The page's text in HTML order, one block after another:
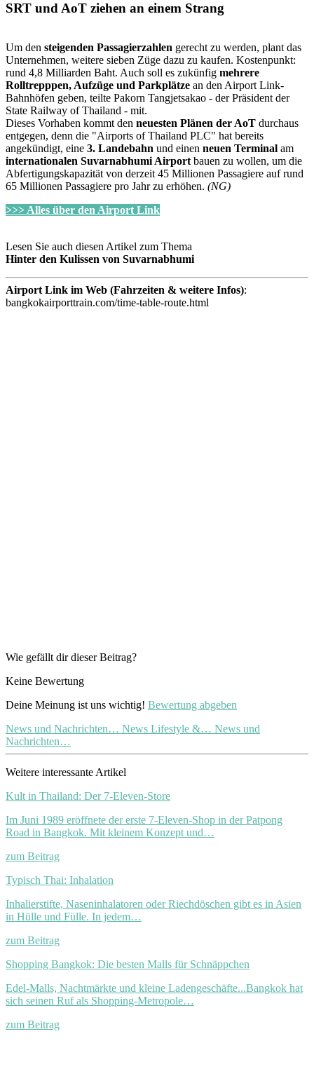
SRT und AoT ziehen an einem Strang
Um den steigenden Passagierzahlen gerecht zu werden, plant das
Unternehmen, weitere sieben Züge dazu zu kaufen. Kostenpunkt:
rund 4,8 Milliarden Baht. Auch soll es zukünfig mehrere
Rolltrepppen, Aufzüge und Parkplätze an den Airport Link-
Bahnhöfen geben, teilte Pakorn Tangjetsakao - der Präsident der
State Railway of Thailand - mit.
Dieses Vorhaben kommt den neuesten Plänen der AoT durchaus
entgegen, denn die "Airports of Thailand PLC" hat bereits
angekündigt, eine 3. Landebahn und einen neuen Terminal am
internationalen Suvarnabhumi Airport bauen zu wollen, um die
Abfertigungskapazität von derzeit 45 Millionen Passagiere auf rund
65 Millionen Passagiere pro Jahr zu erhöhen. (NG)
>>> Alles über den Airport Link
Lesen Sie auch diesen Artikel zum Thema
Hinter den Kulissen von Suvarnabhumi
Airport Link im Web (Fahrzeiten & weitere Infos):
bangkokairporttrain.com/time-table-route.html
Wie gefällt dir dieser Beitrag?
Keine Bewertung
Deine Meinung ist uns wichtig! Bewertung abgeben
News und Nachrichten… News Lifestyle &… News und
Nachrichten…
Weitere interessante Artikel
Kult in Thailand: Der 7-Eleven-Store
Im Juni 1989 eröffnete der erste 7-Eleven-Shop in der Patpong
Road in Bangkok. Mit kleinem Konzept und…
zum Beitrag
Typisch Thai: Inhalation
Inhalierstifte, Naseninhalatoren oder Riechdöschen gibt es in Asien
in Hülle und Fülle. In jedem…
zum Beitrag
Shopping Bangkok: Die besten Malls für Schnäppchen
Edel-Malls, Nachtmärkte und kleine Ladengeschäfte...Bangkok hat
sich seinen Ruf als Shopping-Metropole…
zum Beitrag